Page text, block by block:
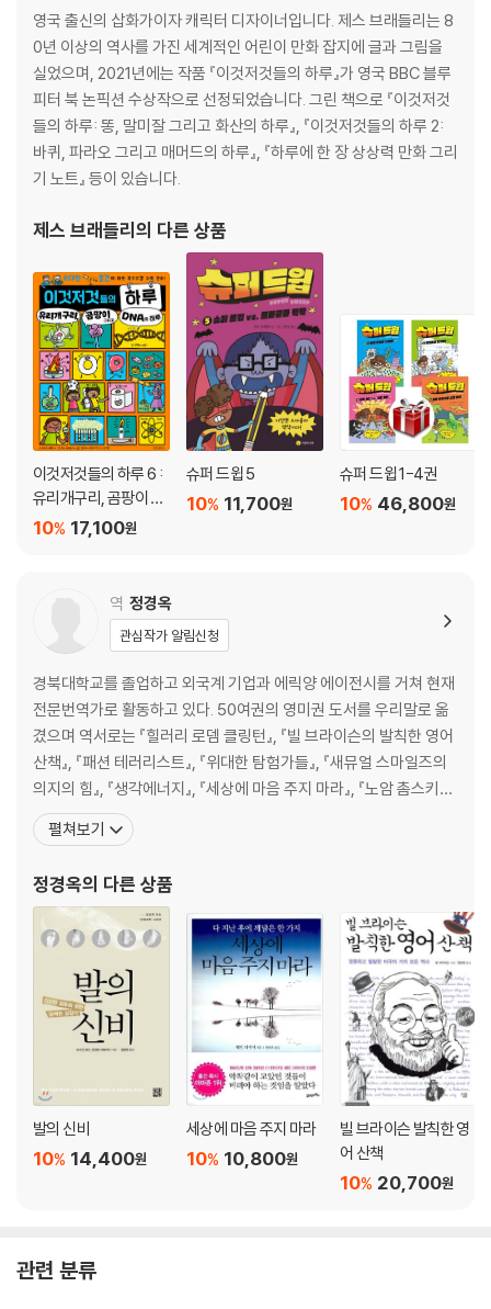
영국 출신의 삽화가이자 캐릭터 디자이너입니다. 제스 브래들리는 8
0년 이상의 역사를 가진 세계적인 어린이 만화 잡지에 글과 그림을
실었으며, 2021년에는 작품 『이것저것들의 하루』가 영국 BBC 블루
피터 북 논픽션 수상작으로 선정되었습니다. 그린 책으로 『이것저것
들의 하루: 똥, 말미잘 그리고 화산의 하루』, 『이것저것들의 하루 2:
바퀴, 파라오 그리고 매머드의 하루』, 『하루에 한 장 상상력 만화 그리
기 노트』 등이 있습니다.
제스 브래들리 의 다른 상품
이것저것들의 하루 6 :
유리개구리, 곰팡이 그
리고 DNA의 하루
17,100원
10%
슈퍼 드윕 5
11,700원
10%
슈퍼 드윕 1-4권
46,800원
10%
역 정경옥
관심작가 알림신청
경북대학교를 졸업하고 외국계 기업과 에릭양 에이전시를 거쳐 현재
전문번역가로 활동하고 있다. 50여권의 영미권 도서를 우리말로 옮
겼으며 역서로는 『힐러리 로뎀 클링턴』, 『빌 브라이슨의 발칙한 영어
산책』, 『패션 테러리스트』, 『위대한 탐험가들』, 『새뮤얼 스마일즈의
의지의 힘』, 『생각에너지』, 『세상에 마음 주지 마라』, 『노암 촘스키의
여론조작』, 『서른, 시에서 길을 만나다』, 『열정이 차이를 만든다』, 『억
대 연봉자는 업무습관부터 다르다』, 『언세드』, 『엄마, 엄마, 엄마』,
화』, 『아이스에
펼쳐보기
정경옥의 다른 상품
발의 신비
14,400원
10%
세상에 마음 주지 마라
10,800원
10%
빌 브라이슨 발칙한 영
어 산책
20,700원
10%
관련 분류